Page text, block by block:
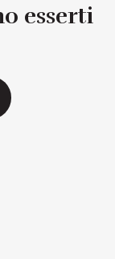
esserti